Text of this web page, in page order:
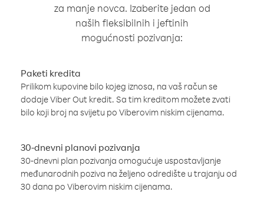
za manje novca. Izaberite jedan od
naših fleksibilnih i jeftinih
mogućnosti pozivanja:
Paketi kredita
Prilikom kupovine bilo kojeg iznosa, na vaš račun se
dodaje Viber Out kredit. Sa tim kreditom možete zvati
bilo koji broj na svijetu po Viberovim niskim cijenama.
30-dnevni planovi pozivanja
30-dnevni plan pozivanja omogućuje uspostavljanje
međunarodnih poziva na željeno odredište u trajanju od
30 dana po Viberovim niskim cijenama.